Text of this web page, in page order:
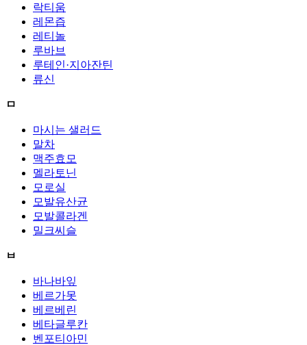
락티움
레몬즙
레티놀
루바브
루테인·지아잔틴
류신
ㅁ
마시는 샐러드
말차
맥주효모
멜라토닌
모로실
모발유산균
모발콜라겐
밀크씨슬
ㅂ
바나바잎
베르가못
베르베린
베타글루칸
벤포티아민